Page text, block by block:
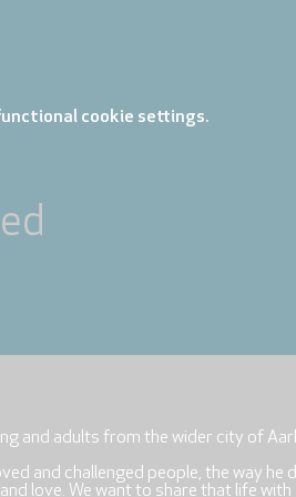
cookie settings.
and adults from the wider city of
and challenged people, the way he
love. We want to share that life with